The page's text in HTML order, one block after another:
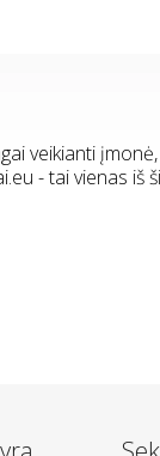
veikianti
- tai vienas iš